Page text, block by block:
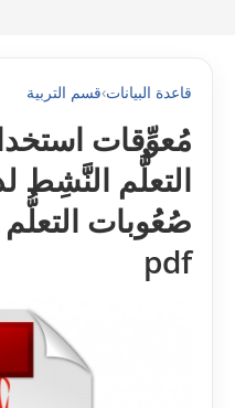
قاعدة البيانات›قسم التربية
مُعوِّقات
التعلُّم النَّشِط
صُعُوبات
pdf